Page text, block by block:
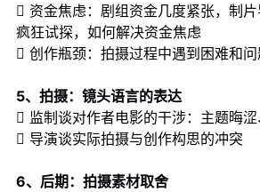
 资金焦虑：剧组资金几度紧张，制
疯狂试探，如何解决资金焦虑
 创作瓶颈：拍摄过程中遇到困难和
5、拍摄：镜头语言的表达
 监制谈对作者电影的干涉：主题晦
 导演谈实际拍摄与创作构思的冲突
6、后期：拍摄素材取舍